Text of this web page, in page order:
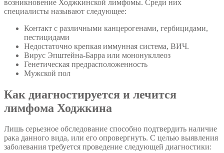
возникновение Ходжкинской лимфомы. Среди них
специалисты называют следующее:
Контакт с различными канцерогенами, гербицидами,
пестицидами
Недостаточно крепкая иммунная система, ВИЧ.
Вирус Эпштейна-Барра или мононукллеоз
Генетическая предрасположенность
Мужской пол
Как диагностируется и лечится
лимфома Ходжкина
Лишь серьезное обследование способно подтвердить наличие
рака данного вида, или его опровергнуть. С целью выявления
заболевания требуется проведение следующей диагностики: